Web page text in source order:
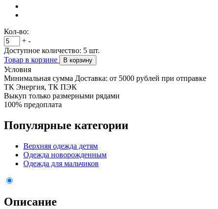
Кол-во:
+ -
Доступное количество: 5 шт.
Товар в корзине
В корзину
Условия
Минимальная сумма Доставка: от 5000 рублей при отправке
ТК Энергия, ТК ПЭК
Выкуп только размерными рядами
100% предоплата
Популярные категории
Верхняя одежда детям
Одежда новорожденным
Одежда для мальчиков
Описание